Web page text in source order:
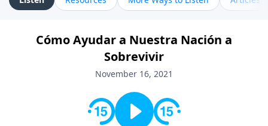
Cómo Ayudar a Nuestra Nación a
Sobrevivir
November 16, 2021